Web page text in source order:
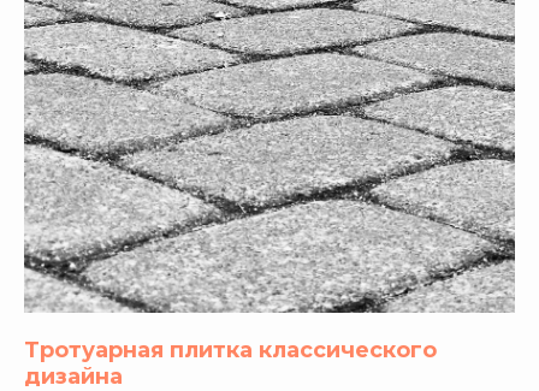
Тротуарная плитка классического
дизайна